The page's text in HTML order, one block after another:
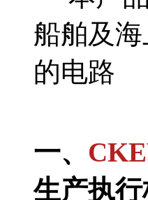
船舶及
的电路
一、
生产执